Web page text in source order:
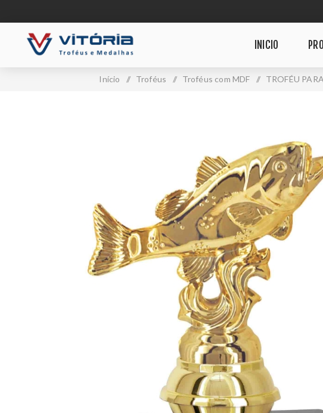
INICIO
Início / Troféus / Troféus com MDF / TROFÉU